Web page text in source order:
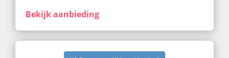
Bekijk aanbieding